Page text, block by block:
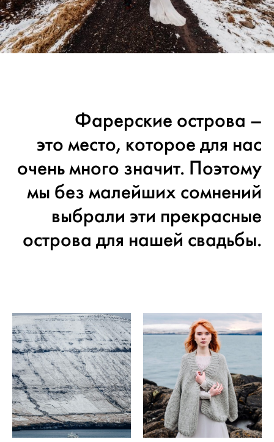
Фарерские острова –
это место, которое для нас
очень много значит. Поэтому
мы без малейших сомнений
выбрали эти прекрасные
острова для нашей свадьбы.